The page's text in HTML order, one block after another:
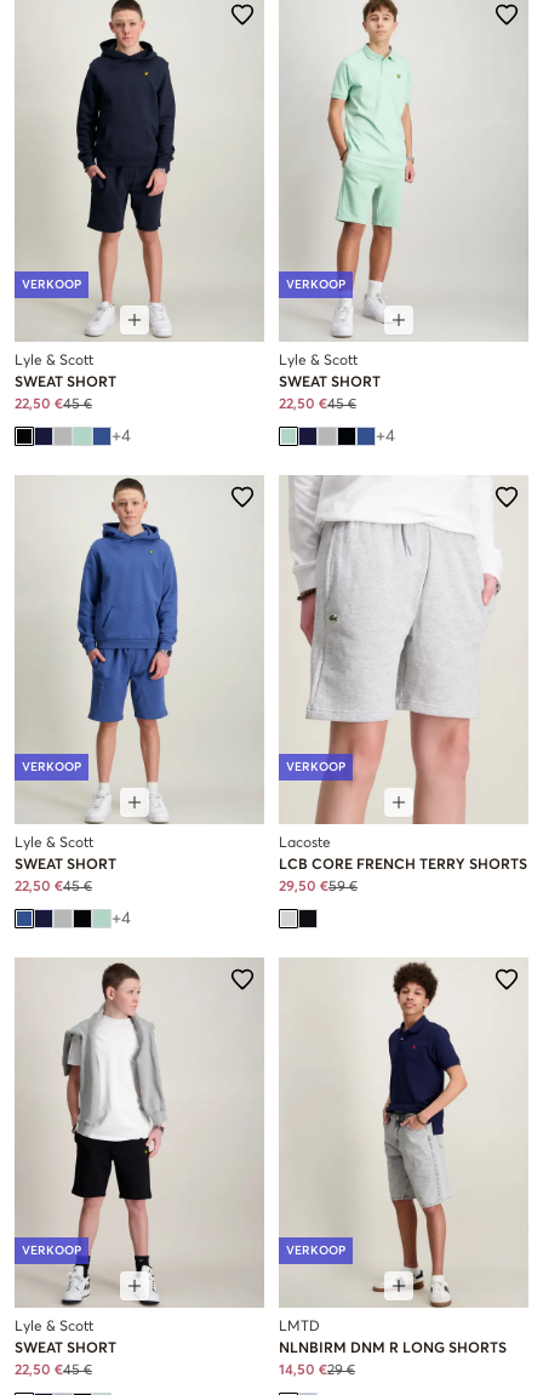
VERKOOP
Lyle & Scott
SWEAT SHORT
22,50 €45 €
+4
VERKOOP
Lyle & Scott
SWEAT SHORT
22,50 €45 €
+4
VERKOOP
Lyle & Scott
SWEAT SHORT
22,50 €45 €
+4
VERKOOP
Lacoste
LCB CORE FRENCH TERRY SHORTS
29,50 €59 €
VERKOOP
Lyle & Scott
SWEAT SHORT
22,50 €45 €
VERKOOP
LMTD
NLNBIRM DNM R LONG SHORTS
14,50 €29 €